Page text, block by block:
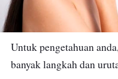
Untuk pengetahuan
banyak langkah dan